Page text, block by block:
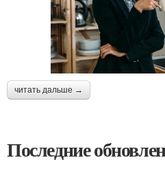
читать дальше →
Последние